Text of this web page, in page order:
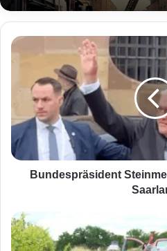
B
s
r
ä
e
n
t
Bundespräsident
T
ö
d